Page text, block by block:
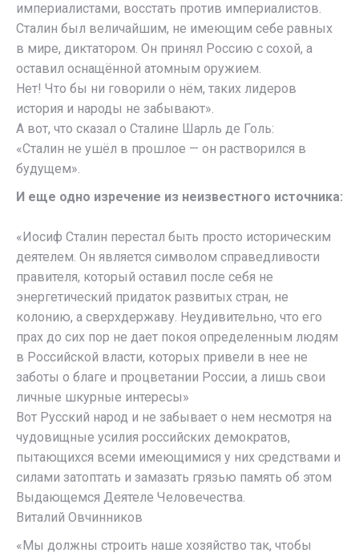
империалистами, восстать против империалистов.
Сталин был величайшим, не имеющим себе равных
в мире, диктатором. Он принял Россию с сохой, а
оставил оснащённой атомным оружием.
Нет! Что бы ни говорили о нём, таких лидеров
история и народы не забывают».
А вот, что сказал о Сталине Шарль де Голь:
«Сталин не ушёл в прошлое — он растворился в
будущем».
И еще одно изречение из неизвестного источника:
«Иосиф Сталин перестал быть просто историческим
деятелем. Он является символом справедливости
правителя, который оставил после себя не
энергетический придаток развитых стран, не
колонию, а сверхдержаву. Неудивительно, что его
прах до сих пор не дает покоя определенным людям
в Российской власти, которых привели в нее не
заботы о благе и процветании России, а лишь свои
личные шкурные интересы»
Вот Русский народ и не забывает о нем несмотря на
чудовищные усилия российских демократов,
пытающихся всеми имеющимися у них средствами и
силами затоптать и замазать грязью память об этом
Выдающемся Деятеле Человечества.
Виталий Овчинников
«Мы должны строить наше хозяйство так, чтобы